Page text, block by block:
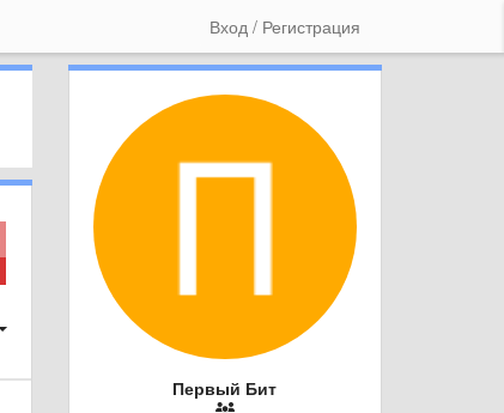
Вход / Регистрация
Первый Бит